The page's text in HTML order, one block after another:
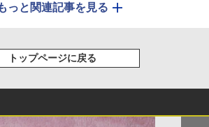
っと関連記事を見る
トップページに戻る